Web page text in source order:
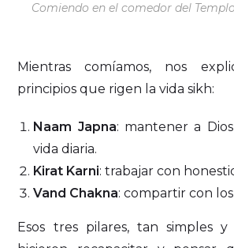
Comiendo en el comedor del
Mientras comíamos, nos
principios que rigen la vida sikh:
Naam Japna: mantener a
vida diaria.
Kirat Karni: trabajar con
Vand Chakna: compartir con
Esos tres pilares, tan simples